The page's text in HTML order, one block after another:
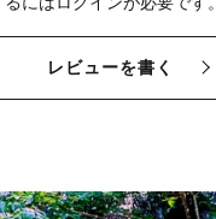
レビューを書く